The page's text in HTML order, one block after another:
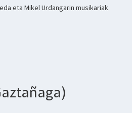
eta Mikel Urdangarin musikariak